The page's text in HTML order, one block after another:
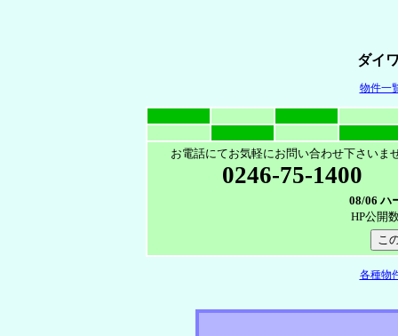
ダイ
物件一
お電話にてお気軽にお問い合わせ下さいま
0246-75-1400
08/06 ハ
HP公開
各種物